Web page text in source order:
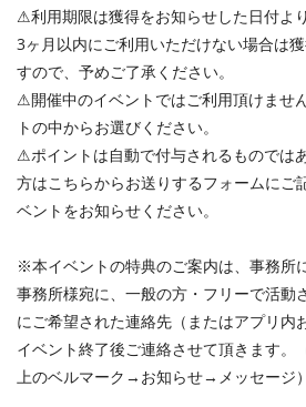
⚠︎利用期限は獲得をお知らせした日付よ
3ヶ月以内にご利用いただけない場合は
すので、予めご了承ください。
⚠︎開催中のイベントではご利用頂けませ
トの中からお選びください。
⚠︎ポイントは自動で付与されるものでは
方はこちらからお送りするフォームにご
ベントをお知らせください。
※本イベントの特典のご案内は、事務所
事務所様宛に、一般の方・フリーで活動
にご希望された連絡先（またはアプリ内
イベント終了後ご連絡させて頂きます
上のベルマーク→お知らせ→メッセージ）